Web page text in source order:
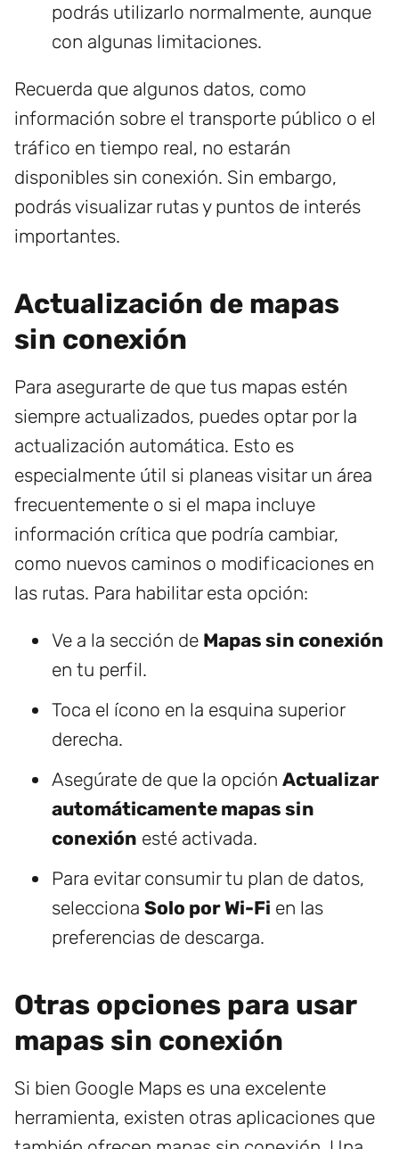
podrás utilizarlo normalmente, aunque
con algunas limitaciones.
Recuerda que algunos datos, como
información sobre el transporte público o el
tráfico en tiempo real, no estarán
disponibles sin conexión. Sin embargo,
podrás visualizar rutas y puntos de interés
importantes.
Actualización de mapas
sin conexión
Para asegurarte de que tus mapas estén
siempre actualizados, puedes optar por la
actualización automática. Esto es
especialmente útil si planeas visitar un área
frecuentemente o si el mapa incluye
información crítica que podría cambiar,
como nuevos caminos o modificaciones en
las rutas. Para habilitar esta opción:
Ve a la sección de Mapas sin conexión
en tu perfil.
Toca el ícono en la esquina superior
derecha.
Asegúrate de que la opción Actualizar
automáticamente mapas sin
conexión esté activada.
Para evitar consumir tu plan de datos,
selecciona Solo por Wi-Fi en las
preferencias de descarga.
Otras opciones para usar
mapas sin conexión
Si bien Google Maps es una excelente
herramienta, existen otras aplicaciones que